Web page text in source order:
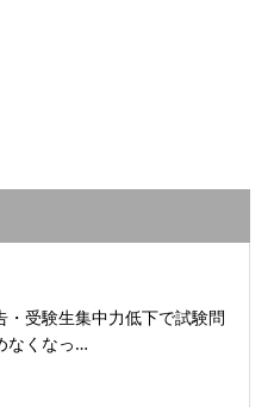
・受験生集中力低下で試験問
なくなっ…